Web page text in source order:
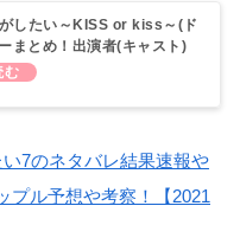
したい～KISS or kiss～(ド
まとめ！出演者(キャスト)
SNS一覧【2021最新シリー
7のネタバレ結果速報や
プル予想や考察！【2021